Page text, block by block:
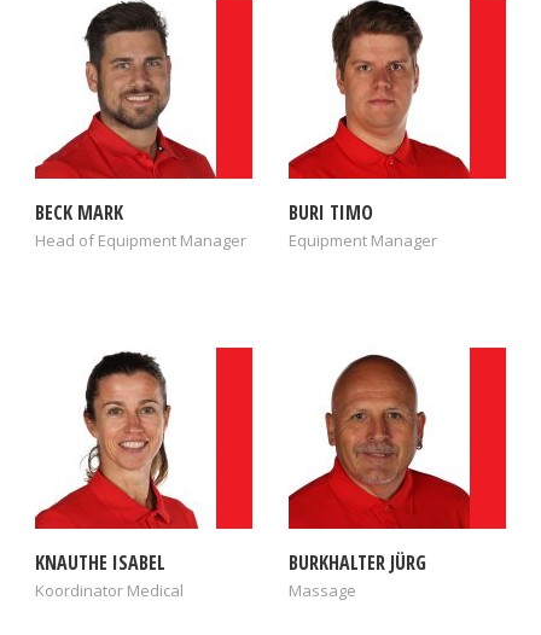
BECK MARK
Head of Equipment Manager
BURI TIMO
Equipment Manager
KNAUTHE ISABEL
Koordinator Medical
BURKHALTER JÜRG
Massage